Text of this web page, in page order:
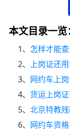
本文目录一览
1、 怎样才能
2、 上岗证还
3、 网约车上
4、货运上岗
5、北京特教
6、 网约车资